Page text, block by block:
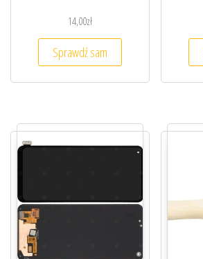
14,00zł
Sprawdź sam